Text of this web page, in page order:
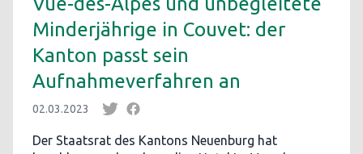
Minderjährige in Couvet: der
Kanton passt sein
Aufnahmeverfahren an
02.03.2023
Der Staatsrat des Kantons Neuenburg hat